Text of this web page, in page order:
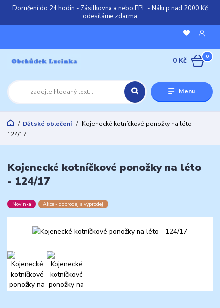
Doručení do 24 hodin - Zásilkovna a nebo PPL - Nákup nad 2000 Kč
odesíláme zdarma
Menu
0
0 Kč
Dětské oblečení
Kojenecké kotníčkové ponožky na léto -
124/17
Kojenecké kotníčkové ponožky na léto
- 124/17
Novinka Akce - doprodej a výprodej